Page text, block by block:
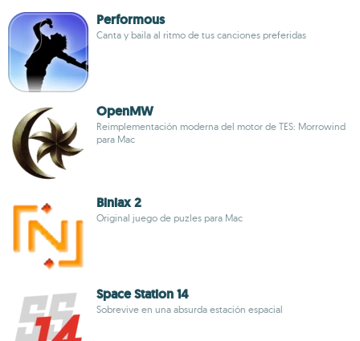
Performous
Canta y baila al ritmo de tus canciones preferidas
OpenMW
Reimplementación moderna del motor de TES: Morrowind
para Mac
Biniax 2
Original juego de puzles para Mac
Space Station 14
Sobrevive en una absurda estación espacial